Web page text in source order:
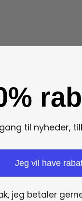
til nyheder,
Jeg vil have
jeg betaler